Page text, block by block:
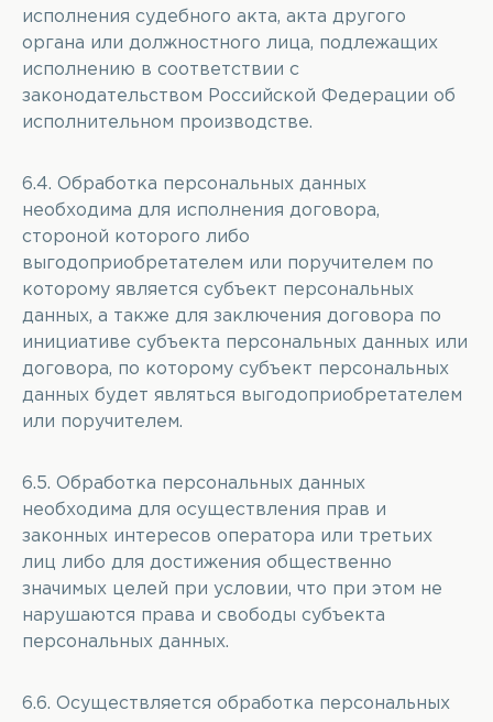
исполнения судебного акта, акта другого
органа или должностного лица, подлежащих
исполнению в соответствии с
законодательством Российской Федерации об
исполнительном производстве.
6.4. Обработка персональных данных
необходима для исполнения договора,
стороной которого либо
выгодоприобретателем или поручителем по
которому является субъект персональных
данных, а также для заключения договора по
инициативе субъекта персональных данных или
договора, по которому субъект персональных
данных будет являться выгодоприобретателем
или поручителем.
6.5. Обработка персональных данных
необходима для осуществления прав и
законных интересов оператора или третьих
лиц либо для достижения общественно
значимых целей при условии, что при этом не
нарушаются права и свободы субъекта
персональных данных.
6.6. Осуществляется обработка персональных